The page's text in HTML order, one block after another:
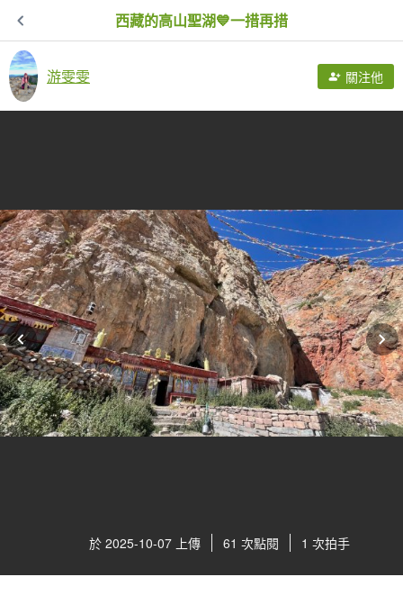
西藏的高山聖湖💙一措再措
游雯雯 關注他
於 2025-10-07 上傳 61 次點閱 1 次拍手